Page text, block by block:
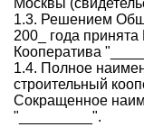
1.3. Решением
200_ года
Кооператива
1.4. Полное
строительный
Сокращенное
"_________".